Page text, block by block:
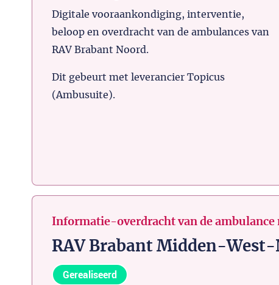
Digitale vooraankondiging, interventie,
beloop en overdracht van de ambulances van
RAV Brabant Noord.
Dit gebeurt met leverancier Topicus
(Ambusuite).
Informatie-overdracht van de ambulance
RAV Brabant Midden-
Gerealiseerd